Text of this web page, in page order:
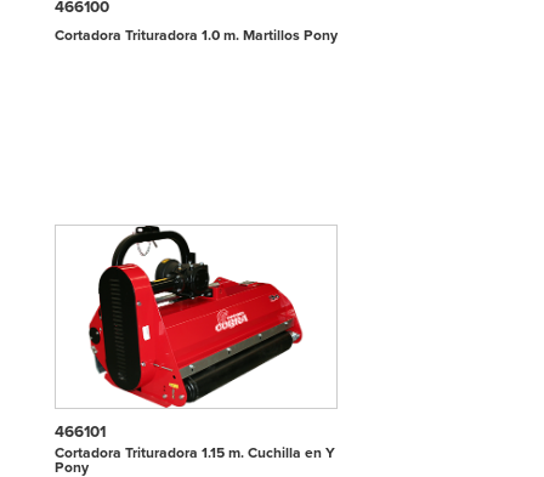
466100
Cortadora Trituradora 1.0 m. Martillos Pony
466101
Cortadora Trituradora 1.15 m. Cuchilla en Y
Pony